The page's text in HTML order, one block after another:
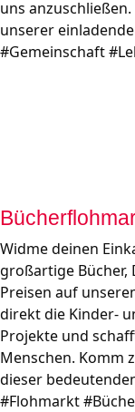
uns
unserer
#Gemeinschaft
Widme deinen
großartige Bücher,
Preisen auf
direkt die Kinder-
Projekte und
Menschen. Komm
dieser
#Flohmarkt